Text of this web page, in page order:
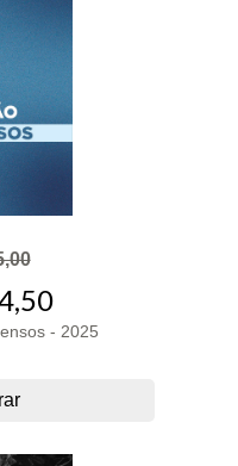
- 2025